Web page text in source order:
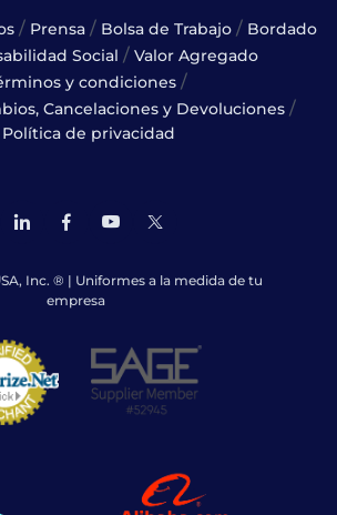
/ Prensa / Bolsa de Trabajo / Bordado
Social / Valor Agregado
y condiciones /
Cancelaciones y Devoluciones /
Política de privacidad
Inc. ® | Uniformes a la medida de tu
empresa